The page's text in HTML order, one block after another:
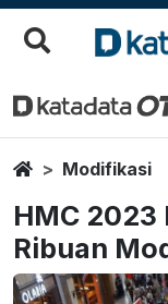
HomeModifikasi
HMC 2023
Ribuan